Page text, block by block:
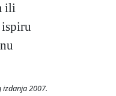
ili
izdanja 2007.